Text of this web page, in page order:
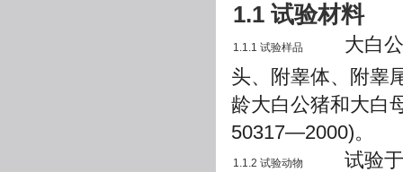
1.1 试验材料
1.1.1 试验样品
大白公
头、附睾体、附睾
龄大白公猪和大白
50317—2000)。
1.1.2 试验动物
试验于